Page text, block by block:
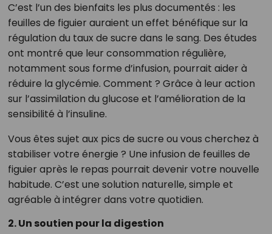
C’est l’un des bienfaits les plus documentés : les
feuilles de figuier auraient un effet bénéfique sur la
régulation du taux de sucre dans le sang. Des études
ont montré que leur consommation régulière,
notamment sous forme d’infusion, pourrait aider à
réduire la glycémie. Comment ? Grâce à leur action
sur l’assimilation du glucose et l’amélioration de la
sensibilité à l’insuline.
Vous êtes sujet aux pics de sucre ou vous cherchez à
stabiliser votre énergie ? Une infusion de feuilles de
figuier après le repas pourrait devenir votre nouvelle
habitude. C’est une solution naturelle, simple et
agréable à intégrer dans votre quotidien.
2. Un soutien pour la digestion